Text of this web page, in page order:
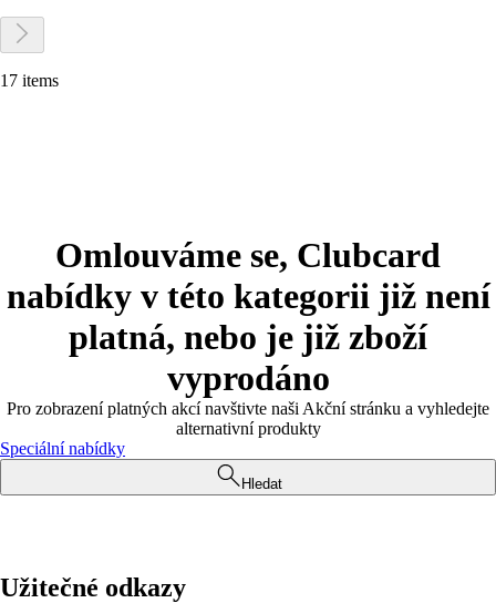
17 items
Omlouváme se, Clubcard
nabídky v této kategorii již není
platná, nebo je již zboží
vyprodáno
Pro zobrazení platných akcí navštivte naši Akční stránku a vyhledejte
alternativní produkty
Speciální nabídky
Hledat
Užitečné odkazy